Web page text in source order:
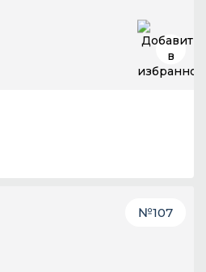
№107